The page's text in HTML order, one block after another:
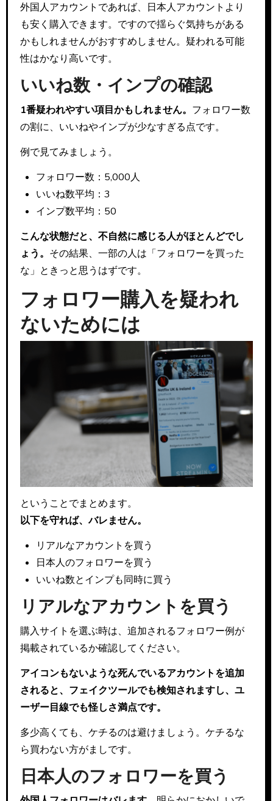
外国人アカウントであれば、日本人アカウントより
も安く購入できます。ですので揺らぐ気持ちがある
かもしれませんがおすすめしません。疑われる可能
性はかなり高いです。
いいね数・インプの確認
1番疑われやすい項目かもしれません。 フォロワー数
の割に、いいねやインプが少なすぎる点です。
例で見てみましょう。
フォロワー数：5,000人
いいね数平均：3
インプ数平均：50
こんな状態だと、不自然に感じる人がほとんどでし
ょう。 その結果、一部の人は「フォロワーを買った
な」ときっと思うはずです。
フォロワー購入を疑われ
ないためには
ということでまとめます。
以下を守れば、バレません。
リアルなアカウントを買う
日本人のフォロワーを買う
いいね数とインプも同時に買う
リアルなアカウントを買う
購入サイトを選ぶ時は、追加されるフォロワー例が
掲載されているか確認してください。
アイコンもないような死んでいるアカウントを追加
されると、フェイクツールでも検知されますし、ユ
ーザー目線でも怪しさ満点です。
多少高くても、ケチるのは避けましょう。ケチるな
ら買わない方がましです。
日本人のフォロワーを買う